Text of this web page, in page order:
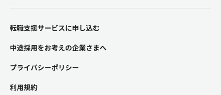
転職支援サービスに申し込む
中途採用をお考えの企業さまへ
プライバシーポリシー
利用規約